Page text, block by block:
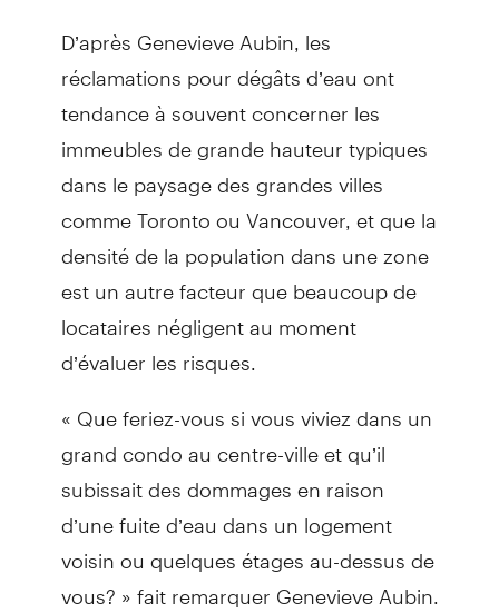
D’après Genevieve Aubin, les
réclamations pour dégâts d’eau ont
tendance à souvent concerner les
immeubles de grande hauteur typiques
dans le paysage des grandes villes
comme Toronto ou Vancouver, et que la
densité de la population dans une zone
est un autre facteur que beaucoup de
locataires négligent au moment
d’évaluer les risques.
« Que feriez-vous si vous viviez dans un
grand condo au centre-ville et qu’il
subissait des dommages en raison
d’une fuite d’eau dans un logement
voisin ou quelques étages au-dessus de
vous? » fait remarquer Genevieve Aubin.